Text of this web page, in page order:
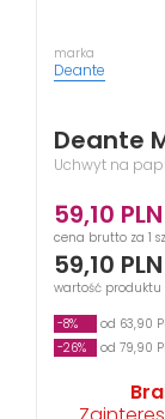
marka
Deante
Deante
Uchwyt na
59,10 PLN
cena brutto za 1
59,10 PLN
wartość produktu
-8%
od 63,90
-26%
od 79,90